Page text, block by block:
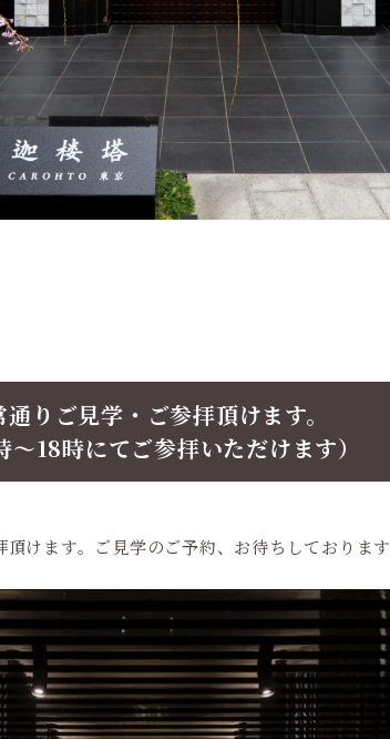
りご見学・ご参拝頂けます。
18時にてご参拝いただけます）
けます。ご見学のご予約、お待ちしておりま